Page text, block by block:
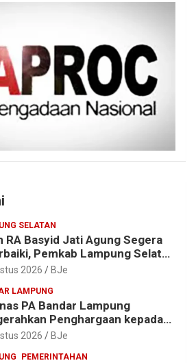
SELATAN
RA Basyid Jati Agung Segera
Pemkab Lampung Selatan
Rp1,13 Miliar
2026 BJe
LAMPUNG
PA Bandar Lampung
Penghargaan kepada
Pol. Alfret Jacob Tilukay
2026 BJe
PEMERINTAHAN